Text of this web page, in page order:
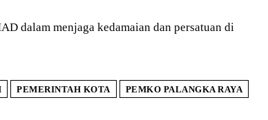
dalam menjaga kedamaian dan persatuan di
PEMERINTAH KOTA
PEMKO PALANGKA RAYA